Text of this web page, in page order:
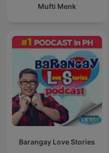
Mufti Menk
Barangay Love Stories